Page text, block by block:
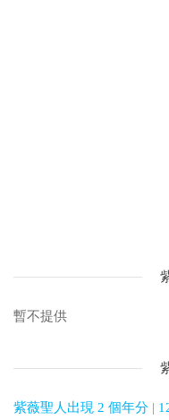
暫不提供
紫薇聖人出現 2 個年分 |